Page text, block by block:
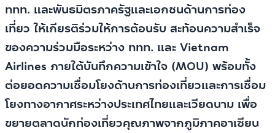
ททท. และพันธมิตรภาครัฐและเอกชนด้านการท่อง
เที่ยว ให้เกียรติร่วมให้การต้อนรับ สะท้อนความสำเร็จ
ของความร่วมมือระหว่าง ททท. และ Vietnam
Airlines ภายใต้บันทึกความเข้าใจ (MOU) พร้อมทั้ง
ต่อยอดความเชื่อมโยงด้านการท่องเที่ยวและการเชื่อม
โยงทางอากาศระหว่างประเทศไทยและเวียดนาม เพื่อ
ขยายตลาดนักท่องเที่ยวคุณภาพจากภูมิภาคอาเซียน